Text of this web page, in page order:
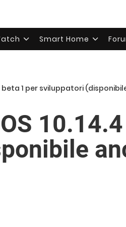
Smart Home
beta 1 per sviluppatori